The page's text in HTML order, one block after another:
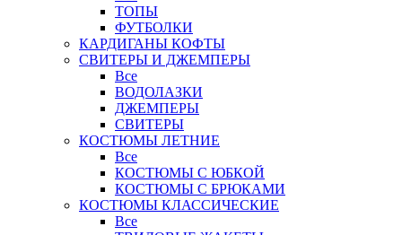
ТОПЫ
ФУТБОЛКИ
КАРДИГАНЫ КОФТЫ
СВИТЕРЫ И ДЖЕМПЕРЫ
Все
ВОДОЛАЗКИ
ДЖЕМПЕРЫ
СВИТЕРЫ
КОСТЮМЫ ЛЕТНИЕ
Все
КОСТЮМЫ С ЮБКОЙ
КОСТЮМЫ С БРЮКАМИ
КОСТЮМЫ КЛАССИЧЕСКИЕ
Все